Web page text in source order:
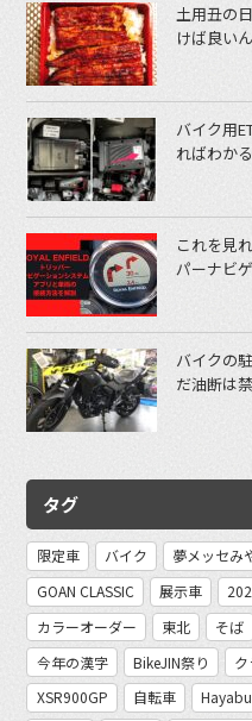
土用丑の
けば良い
バイク用
ればわか
これを見
パーナビ
バイクの
だ油断は禁
タグ
限定車 バイク 夢メッセみ
GOAN CLASSIC
展示車
カラーオーダー
東北 そば
今年の漢字
BikeJIN祭り
XSR900GP
自転車